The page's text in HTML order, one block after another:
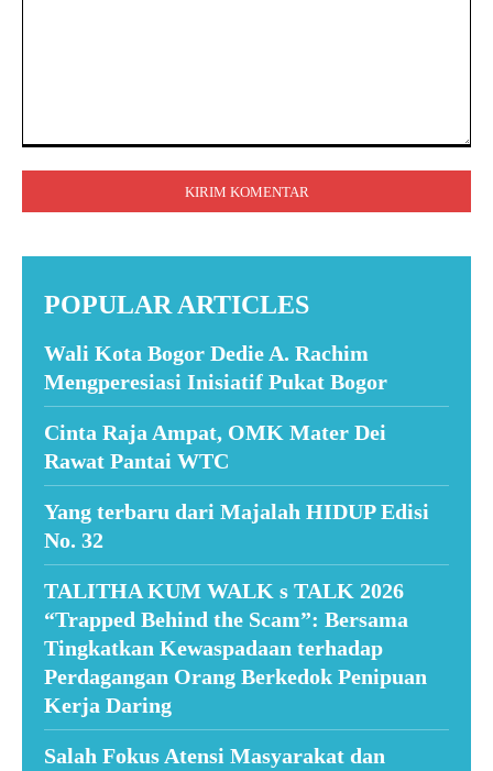
POPULAR ARTICLES
Wali Kota Bogor Dedie A. Rachim
Mengperesiasi Inisiatif Pukat Bogor
Cinta Raja Ampat, OMK Mater Dei
Rawat Pantai WTC
Yang terbaru dari Majalah HIDUP Edisi
No. 32
TALITHA KUM WALK s TALK 2026
“Trapped Behind the Scam”: Bersama
Tingkatkan Kewaspadaan terhadap
Perdagangan Orang Berkedok Penipuan
Kerja Daring
Salah Fokus Atensi Masyarakat dan